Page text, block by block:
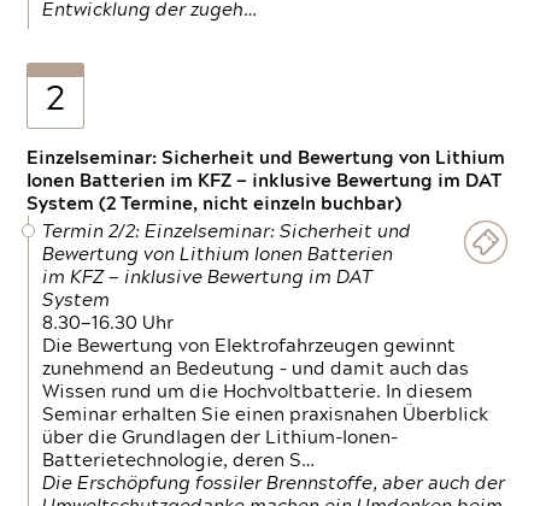
Entwicklung der zugeh…
2
Einzelseminar: Sicherheit und Bewertung von Lithium
Ionen Batterien im KFZ — inklusive Bewertung im DAT
System (2 Termine, nicht einzeln buchbar)
Termin 2/2: Einzelseminar: Sicherheit und
Bewertung von Lithium Ionen Batterien
im KFZ — inklusive Bewertung im DAT
System
8.30—16.30 Uhr
Die Bewertung von Elektrofahrzeugen gewinnt
zunehmend an Bedeutung – und damit auch das
Wissen rund um die Hochvoltbatterie. In diesem
Seminar erhalten Sie einen praxisnahen Überblick
über die Grundlagen der Lithium-Ionen-
Batterietechnologie, deren S…
Die Erschöpfung fossiler Brennstoffe, aber auch der